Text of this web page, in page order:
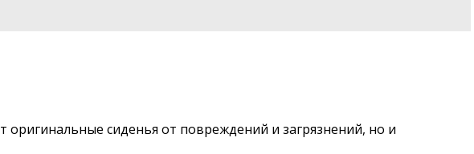
сиденья от повреждений и загрязнений, но и